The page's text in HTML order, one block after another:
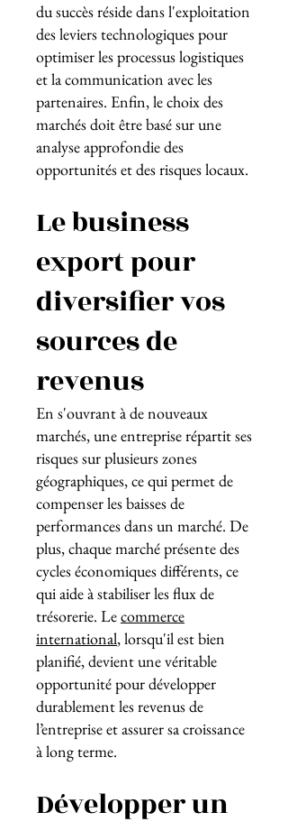
du succès réside dans l'exploitation
des leviers technologiques pour
optimiser les processus logistiques
et la communication avec les
partenaires. Enfin, le choix des
marchés doit être basé sur une
analyse approfondie des
opportunités et des risques locaux.
Le business
export pour
diversifier vos
sources de
revenus
En s'ouvrant à de nouveaux
marchés, une entreprise répartit ses
risques sur plusieurs zones
géographiques, ce qui permet de
compenser les baisses de
performances dans un marché. De
plus, chaque marché présente des
cycles économiques différents, ce
qui aide à stabiliser les flux de
trésorerie. Lecommerce
international, lorsqu'il est bien
planifié, devient une véritable
opportunité pour développer
durablement les revenus de
l’entreprise et assurer sa croissance
à long terme.
Développer un